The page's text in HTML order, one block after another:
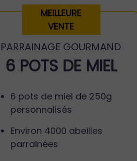
MEILLEURE
VENTE
PARRAINAGE GOURMAND
6 POTS DE MIEL
6 pots de miel de 250g
personnalisés
Environ 4000 abeilles
parrainées